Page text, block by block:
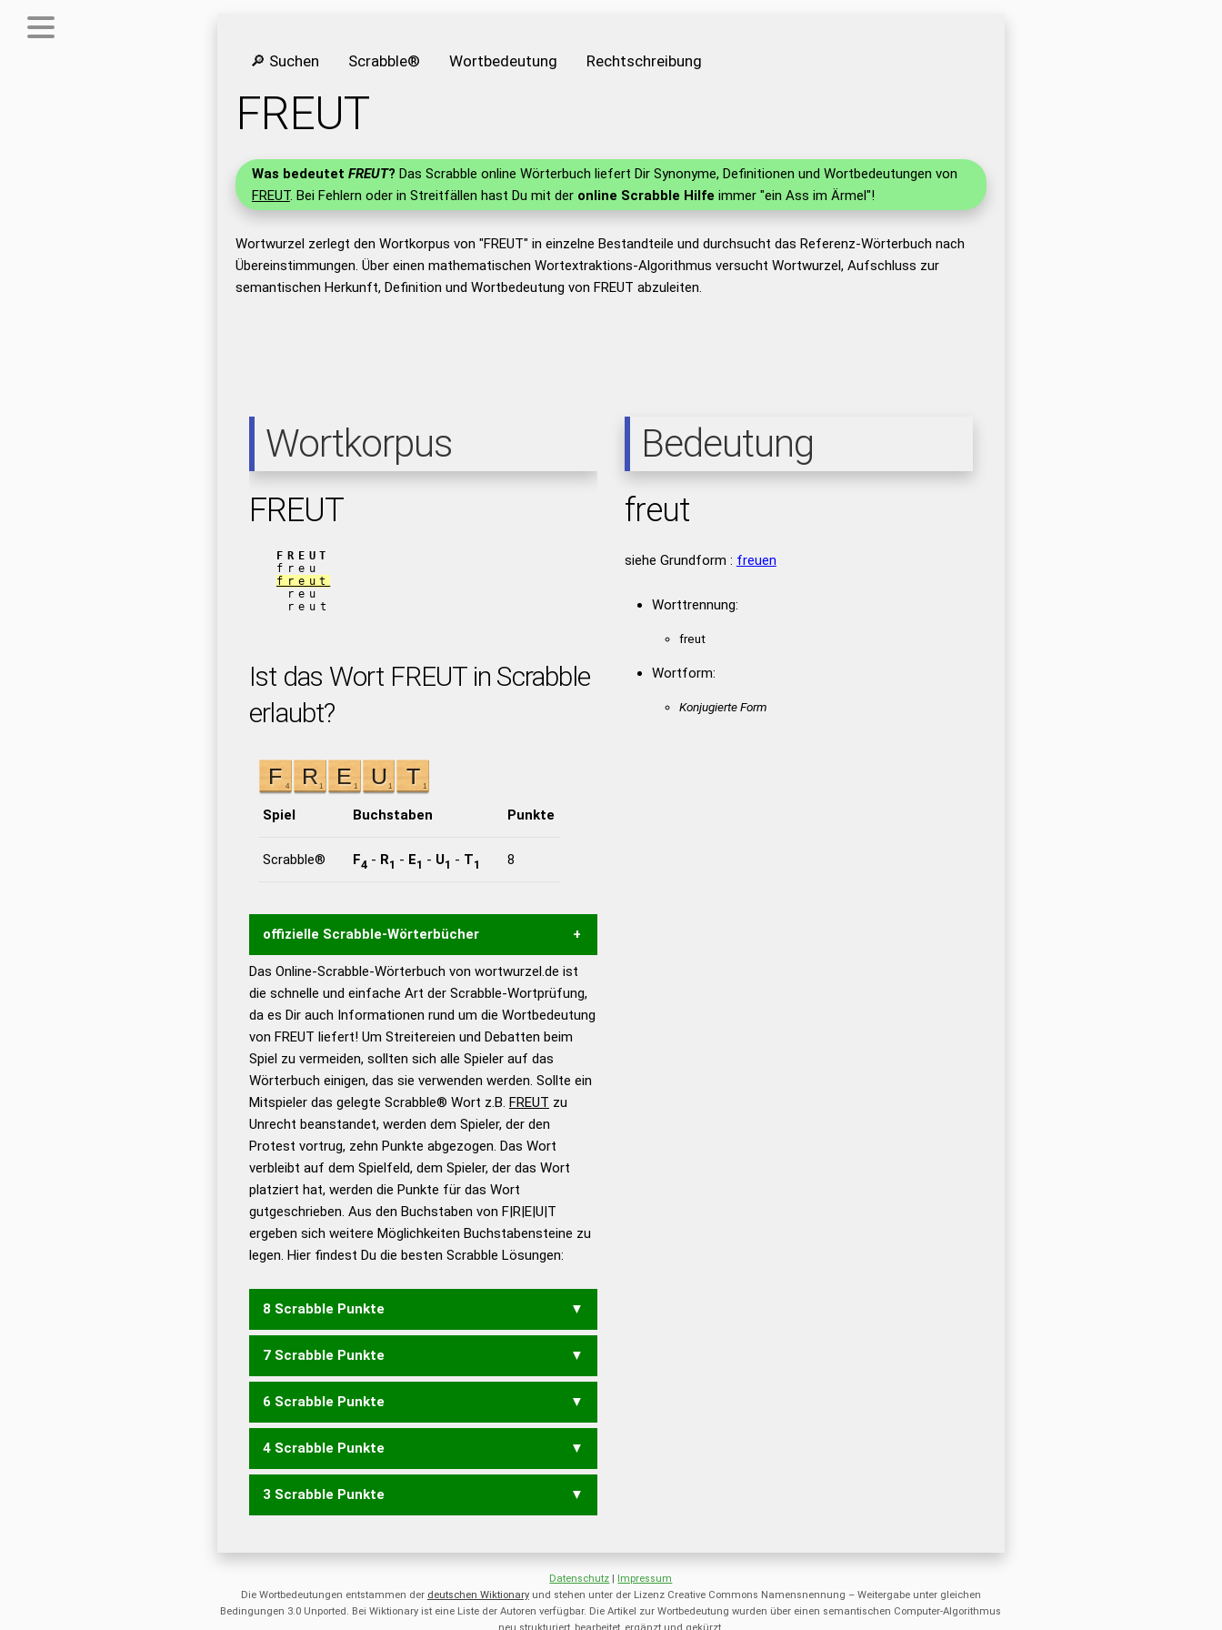
🔎 Suchen Scrabble® Wortbedeutung Rechtschreibung
FREUT
Was bedeutet FREUT? Das Scrabble online Wörterbuch liefert Dir Synonyme, Definitionen und Wortbedeutungen von
FREUT. Bei Fehlern oder in Streitfällen hast Du mit der online Scrabble Hilfe immer "ein Ass im Ärmel"!
Wortwurzel zerlegt den Wortkorpus von "FREUT" in einzelne Bestandteile und durchsucht das Referenz-Wörterbuch nach
Übereinstimmungen. Über einen mathematischen Wortextraktions-Algorithmus versucht Wortwurzel, Aufschluss zur
semantischen Herkunft, Definition und Wortbedeutung von FREUT abzuleiten.
Wortkorpus
FREUT
FREUT
freu
freut
reu
reut
Ist das Wort FREUT in Scrabble
erlaubt?
Spiel Buchstaben Punkte
Scrabble® F4 - R1 - E1 - U1 - T1 8
offizielle Scrabble-Wörterbücher
Wortwurzel liefert mit Hilfe eines semantischen
Wortanalyse-Algorithmus gute Anhaltspunkte zu
Wortbedeutung, Worttrennung und Wortform, um die
Gültigkeit eines Wortes für das Scrabble-Spiel zu
bestimmen! zugelassene Turnier Scrabble-
Wörterbücher sind:
Duden – Standardwerk in 12
Bänden
Duden – Richtiges und gutes
Deutsch
Duden – Die deutsche Grammatik
Duden – Deutsches
Universalwörterbuch
Das Online-Scrabble-Wörterbuch von wortwurzel.de ist
die schnelle und einfache Art der Scrabble-Wortprüfung,
da es Dir auch Informationen rund um die Wortbedeutung
von FREUT liefert! Um Streitereien und Debatten beim
Spiel zu vermeiden, sollten sich alle Spieler auf das
Wörterbuch einigen, das sie verwenden werden. Sollte ein
Mitspieler das gelegte Scrabble® Wort z.B. FREUT zu
Unrecht beanstandet, werden dem Spieler, der den
Protest vortrug, zehn Punkte abgezogen. Das Wort
verbleibt auf dem Spielfeld, dem Spieler, der das Wort
platziert hat, werden die Punkte für das Wort
gutgeschrieben. Aus den Buchstaben von F|R|E|U|T
ergeben sich weitere Möglichkeiten Buchstabensteine zu
legen. Hier findest Du die besten Scrabble Lösungen:
8 Scrabble Punkte
RUFET
7 Scrabble Punkte
FURT RUFE RUFT TEUF
6 Scrabble Punkte
FUT RUF
4 Scrabble Punkte
RUTE TREU
3 Scrabble Punkte
Bedeutung
freut
siehe Grundform : freuen
Worttrennung:
freut
Wortform:
Konjugierte Form
Datenschutz | Impressum
Die Wortbedeutungen entstammen der deutschen Wiktionaryund stehen unter der Lizenz Creative Commons Namensnennung – Weitergabe unter gleichen
Bedingungen 3.0 Unported. Bei Wiktionary ist eine Liste der Autoren verfügbar. Die Artikel zur Wortbedeutung wurden über einen semantischen Computer-Algorithmus
neu strukturiert, bearbeitet, ergänzt und gekürzt.